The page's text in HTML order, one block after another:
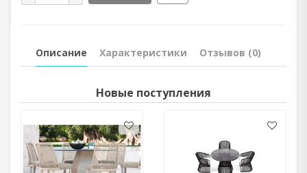
Описание Характеристики Отзывов (0)
Новые поступления